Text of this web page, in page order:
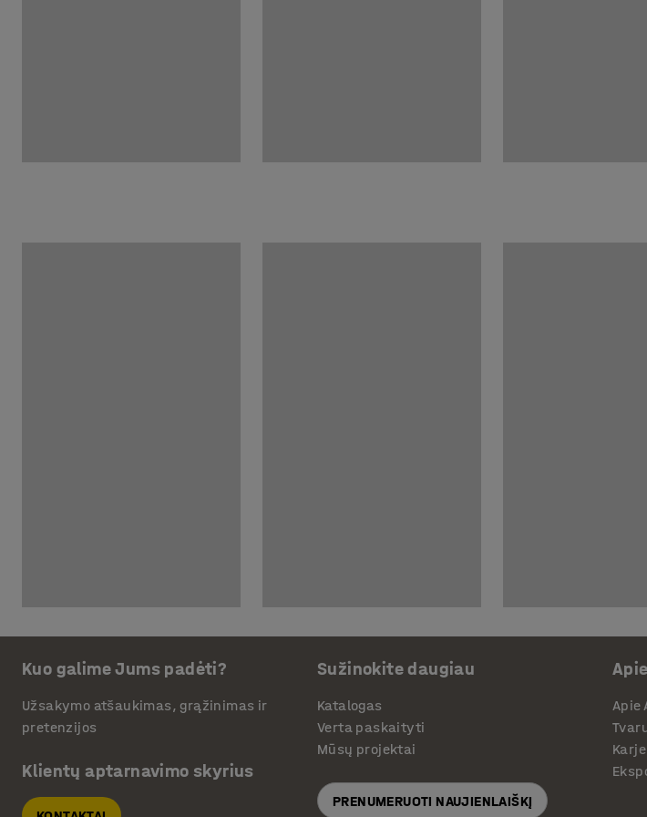
Kuo galime Jums padėti?
Užsakymo atšaukimas, grąžinimas ir
pretenzijos
Klientų aptarnavimo skyrius
Sužinokite daugiau
Katalogas
Verta paskaityti
Mūsų projektai
PRENUMERUOTI NAUJIENLAIŠKĮ
Apie